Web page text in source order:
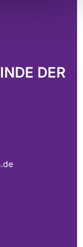
DER